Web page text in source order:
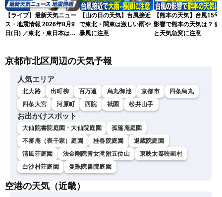
【ライブ】最新天気ニュー
ス・地震情報 2026年8月9
日(日) ／東北・東日本は急
衣／芳野達郎〉
【山の日の天気】台風接近
で東北・関東は激しい雨や
暴風に注意
【熊本の天気】台風15号
影響で熊本の天気は？ 猛
と天気急変に注意
京都市北区周辺の天気予報
人気エリア
北大路 出町柳 百万遍 烏丸御池 京都市
四条烏丸
四条大宮
河原町 西院 祇園 松井山手
お出かけスポット
大仙院書院庭園・大仙院庭園
孤篷庵庭園
不審庵（表千家）庭園
桂春院庭園
退蔵院庭園
清風荘庭園
法金剛院青女滝附五位山
東映太秦映画村
白沙村荘庭園
曼殊院書院庭園
空港の天気（近畿）